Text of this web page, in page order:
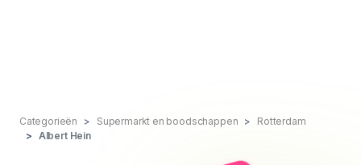
Categorieën Supermarkt en boodschappen
Rotterdam
Albert Hein